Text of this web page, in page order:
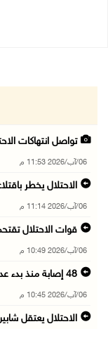
تواصل انتهاكات
06/آب/2026 11:53 م
الاحتلال يخطر باقتلاع أشجار
06/آب/2026 11:14 م
قوات الاحتلال
06/آب/2026 10:49 م
48 إصابة منذ بدء عدوان الاحتلال على مخيم قلند ...
06/آب/2026 10:45 م
الاحتلال يعتقل